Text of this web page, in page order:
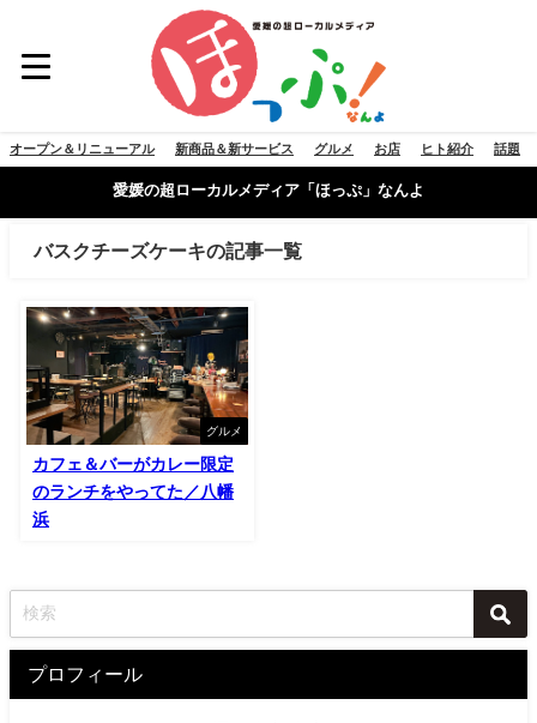
オープン＆リニューアル 新商品＆新サービス グルメ お店 ヒト紹介 話題
愛媛の超ローカルメディア「ほっぷ」なんよ
バスクチーズケーキの記事一覧
グルメ
カフェ＆バーがカレー限定
のランチをやってた／八幡
浜
プロフィール